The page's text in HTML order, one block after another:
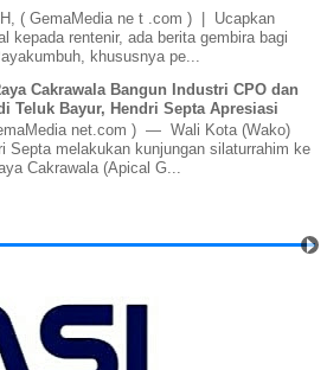
( GemaMedia ne t .com ) | Ucapkan
kepada rentenir, ada berita gembira bagi
khususnya pe...
Cakrawala Bangun Industri CPO dan
Teluk Bayur, Hendri Septa Apresiasi
net.com ) — Wali Kota (Wako)
Septa melakukan kunjungan silaturrahim ke
Cakrawala (Apical G...